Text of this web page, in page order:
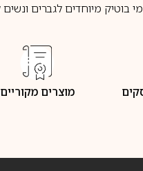
מיוחדים לגברים ונשים
מוצרים מקוריים